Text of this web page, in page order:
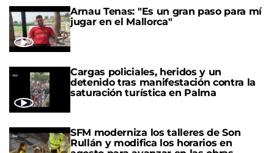
Arnau Tenas: "Es un gran paso para mí
jugar en el Mallorca"
Cargas policiales, heridos y un
detenido tras manifestación contra la
saturación turística en Palma
SFM moderniza los talleres de Son
Rullán y modifica los horarios en